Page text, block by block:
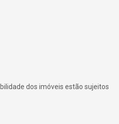
dos imóveis estão sujeitos